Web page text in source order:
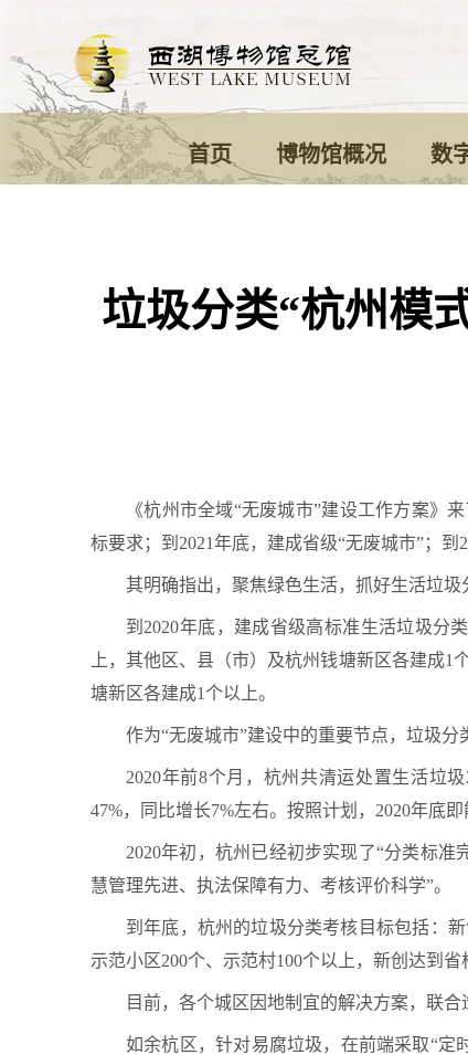
首页 博物馆概况 数
垃圾分类“杭州模
《杭州市全域“无废城市”建设工作方案》
标要求；到2021年底，建成省级“无废城市”；到
其明确指出，聚焦绿色生活，抓好生活垃圾
到2020年底，建成省级高标准生活垃圾分
上，其他区、县（市）及杭州钱塘新区各建成
塘新区各建成1个以上。
作为“无废城市”建设中的重要节点，垃圾分
2020年前8个月，杭州共清运处置生活垃
47%，同比增长7%左右。按照计划，2020年底即
2020年初，杭州已经初步实现了“分类标
慧管理先进、执法保障有力、考核评价科学”。
到年底，杭州的垃圾分类考核目标包括：
示范小区200个、示范村100个以上，新创达到
目前，各个城区因地制宜的解决方案，联合
如余杭区，针对易腐垃圾，在前端采取“定